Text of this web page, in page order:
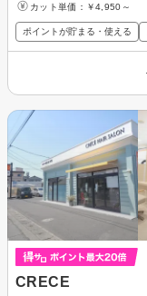
カット単価： ￥4,950～
ポイントが貯まる・使える
CRECE